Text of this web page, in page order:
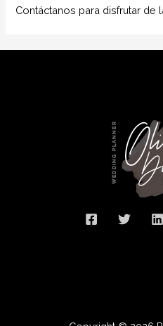
Contáctanos para disfrutar de